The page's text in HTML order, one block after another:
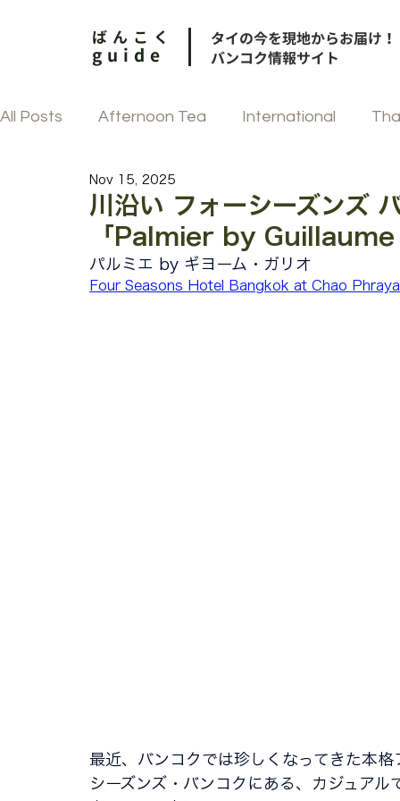
ばんこく
guide
タイの今を現地からお届け！
バンコク情報サイト
All Posts Afternoon Tea International
街歩き フェスティブ
韓国料理 タイ菓子
川沿い フォーシーズンズ
「Palmier by Guillaume
Nov 15, 2025
パルミエ by ギヨーム・ガリオ
Four Seasons Hotel Bangkok at Chao
最近、バンコクでは珍しくなってきた本
シーズンズ・バンコクにある、カジュア